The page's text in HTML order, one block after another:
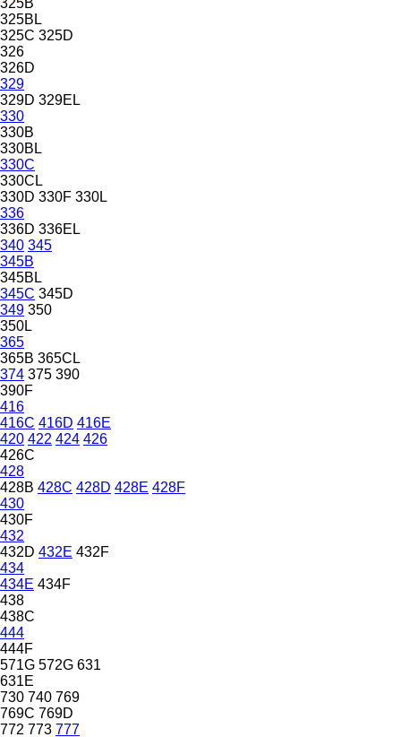
325BL
325C 325D
326
326D
329
329D 329EL
330
330B
330BL
330C
330CL
330D 330F 330L
336
336D 336EL
340 345
345B
345BL
345C 345D
349 350
350L
365
365B 365CL
374 375 390
390F
416
416C 416D 416E
420 422 424 426
426C
428
428B 428C 428D 428E 428F
430
430F
432
432D 432E 432F
434
434E 434F
438
438C
444
444F
571G 572G 631
631E
730 740 769
769C 769D
772 773 777